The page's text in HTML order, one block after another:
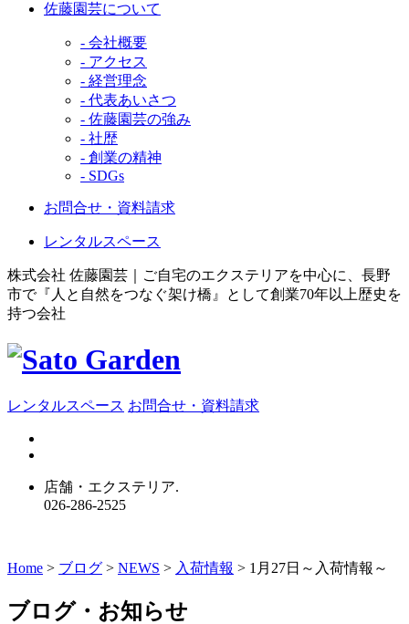
佐藤園芸について
- 会社概要
- アクセス
- 経営理念
- 代表あいさつ
- 佐藤園芸の強み
- 社歴
- 創業の精神
- SDGs
お問合せ・資料請求
レンタルスペース
株式会社 佐藤園芸｜ご自宅のエクステリアを中心に、長野
市で『人と自然をつなぐ架け橋』として創業70年以上歴史を
持つ会社
レンタルスペース お問合せ・資料請求
店舗・エクステリア.
026-286-2525
Home > ブログ > NEWS > 入荷情報 > 1月27日～入荷情報～
ブログ・お知らせ